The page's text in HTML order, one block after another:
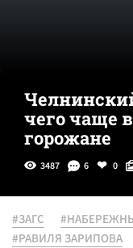
чего чаще
горожане
3487 6 0
#ЗАГС
#РАВИЛЯ ЗАРИПОВА